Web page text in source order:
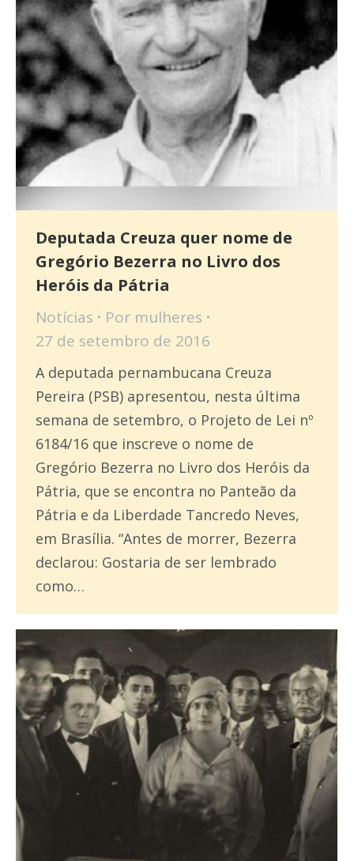
Deputada Creuza quer nome de
Gregório Bezerra no Livro dos
Heróis da Pátria
Notícias Por mulheres
27 de setembro de 2016
A deputada pernambucana Creuza
Pereira (PSB) apresentou, nesta última
semana de setembro, o Projeto de Lei nº
6184/16 que inscreve o nome de
Gregório Bezerra no Livro dos Heróis da
Pátria, que se encontra no Panteão da
Pátria e da Liberdade Tancredo Neves,
em Brasília. “Antes de morrer, Bezerra
declarou: Gostaria de ser lembrado
como…